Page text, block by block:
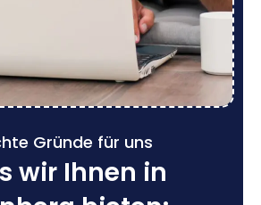
Gründe für uns
wir Ihnen in